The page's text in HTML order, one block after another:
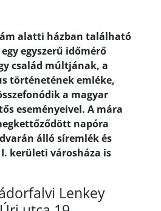
alatti házban található
egyszerű időmérő
család múltjának, a
történetének emléke,
a magyar
eseményeivel. A mára
napóra
álló síremlék és
kerületi városháza is
Lenkey